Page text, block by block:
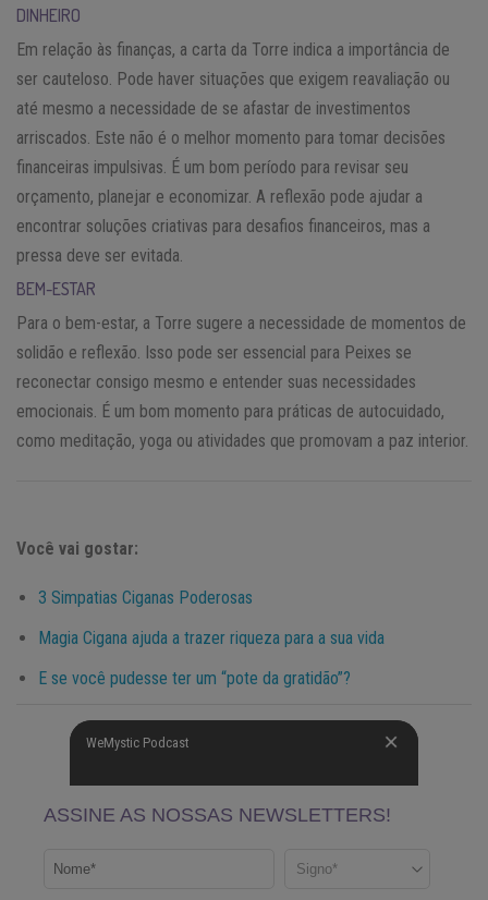
DINHEIRO
Em relação às finanças, a carta da Torre indica a importância de
ser cauteloso. Pode haver situações que exigem reavaliação ou
até mesmo a necessidade de se afastar de investimentos
arriscados. Este não é o melhor momento para tomar decisões
financeiras impulsivas. É um bom período para revisar seu
orçamento, planejar e economizar. A reflexão pode ajudar a
encontrar soluções criativas para desafios financeiros, mas a
pressa deve ser evitada.
BEM-ESTAR
Para o bem-estar, a Torre sugere a necessidade de momentos de
solidão e reflexão. Isso pode ser essencial para Peixes se
reconectar consigo mesmo e entender suas necessidades
emocionais. É um bom momento para práticas de autocuidado,
como meditação, yoga ou atividades que promovam a paz interior.
Você vai gostar:
3 Simpatias Ciganas Poderosas
Magia Cigana ajuda a trazer riqueza para a sua vida
E se você pudesse ter um “pote da gratidão”?
WeMystic Podcast
WeMystic Podcast